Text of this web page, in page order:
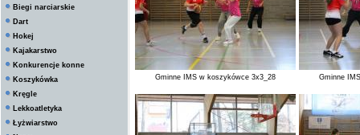
Biegi narciarskie
Dart
Hokej
Kajakarstwo
Konkurencje konne
Koszykówka
Kręgle
Lekkoatletyka
Łyżwiarstwo
Gminne IMS w koszykówce 3x3_28 Gminne